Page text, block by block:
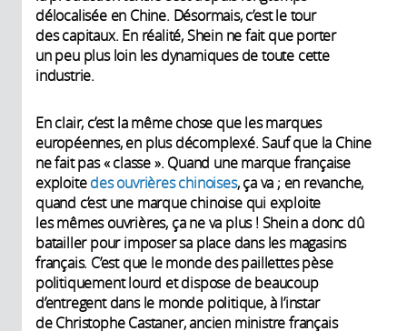
délocalisée en Chine. Désormais, c’est le tour
des capitaux. En réalité, Shein ne fait que porter
un peu plus loin les dynamiques de toute cette
industrie.
En clair, c’est la même chose que les marques
européennes, en plus décomplexé. Sauf que la Chine
ne fait pas « classe ». Quand une marque française
exploitedes ouvrières chinoises, ça va ; en revanche,
quand c’est une marque chinoise qui exploite
les mêmes ouvrières, ça ne va plus ! Shein a donc dû
batailler pour imposer sa place dans les magasins
français. C’est que le monde des paillettes pèse
politiquement lourd et dispose de beaucoup
d’entregent dans le monde politique, à l’instar
de Christophe Castaner, ancien ministre français